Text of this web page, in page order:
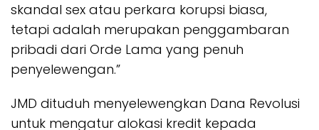
skandal sex atau perkara korupsi biasa,
tetapi adalah merupakan penggambaran
pribadi dari Orde Lama yang penuh
penyelewengan.”
JMD dituduh menyelewengkan Dana Revolusi
untuk mengatur alokasi kredit kepada